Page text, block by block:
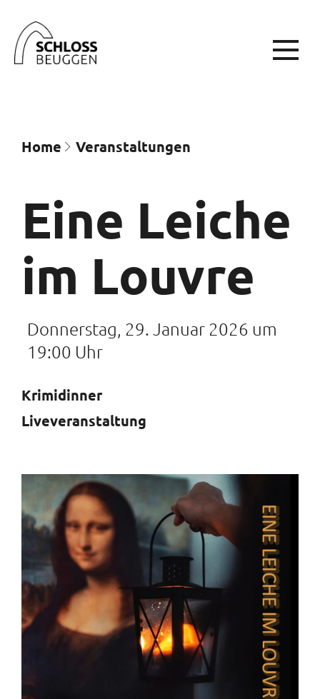
Home Veran­staltungen
Eine Leiche
im Louvre
Donnerstag, 29. Januar 2026 um
19:00 Uhr
Krimidinner
Liveveranstaltung